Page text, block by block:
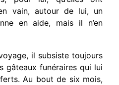
vain, autour de lui, un
en aide, mais il n’en
il subsiste tou­jours
gâteaux funéraires qui lui
Au bout de six mois,